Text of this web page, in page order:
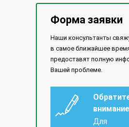
Форма заявки
Наши консультанты
в самое ближайшее
предоставят полную
Вашей проблеме.
внимание
Для